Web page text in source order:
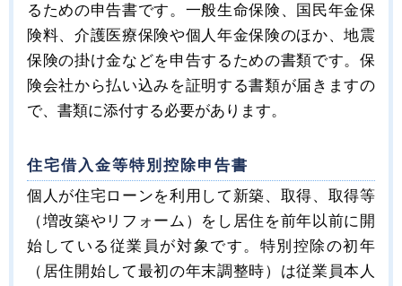
るための申告書です。一般生命保険、国民年金保
険料、介護医療保険や個人年金保険のほか、地震
保険の掛け金などを申告するための書類です。保
険会社から払い込みを証明する書類が届きますの
で、書類に添付する必要があります。
住宅借入金等特別控除申告書
個人が住宅ローンを利用して新築、取得、取得等
（増改築やリフォーム）をし居住を前年以前に開
始している従業員が対象です。特別控除の初年
（居住開始して最初の年末調整時）は従業員本人